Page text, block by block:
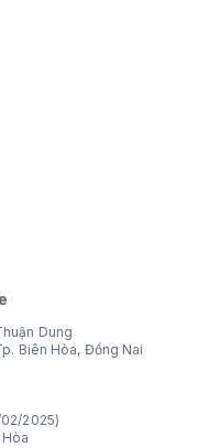
Dung
Biên Hòa, Đồng Nai
2025)